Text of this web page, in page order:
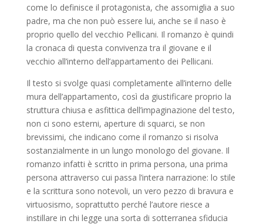
come lo definisce il protagonista, che assomiglia a suo
padre, ma che non può essere lui, anche se il naso è
proprio quello del vecchio Pellicani. Il romanzo è quindi
la cronaca di questa convivenza tra il giovane e il
vecchio all’interno dell’appartamento dei Pellicani.
Il testo si svolge quasi completamente all’interno delle
mura dell’appartamento, così da giustificare proprio la
struttura chiusa e asfittica dell’impaginazione del testo,
non ci sono esterni, aperture di squarci, se non
brevissimi, che indicano come il romanzo si risolva
sostanzialmente in un lungo monologo del giovane. Il
romanzo infatti è scritto in prima persona, una prima
persona attraverso cui passa l’intera narrazione: lo stile
e la scrittura sono notevoli, un vero pezzo di bravura e
virtuosismo, soprattutto perché l’autore riesce a
instillare in chi legge una sorta di sotterranea sfiducia